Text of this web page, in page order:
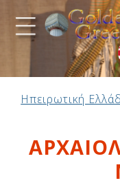
B. & Α.
Ιόνια
Στερεά
Ημαθία
Ηπειρωτική